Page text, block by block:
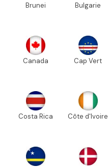
Brunei Bulgarie
Canada Cap Vert
Costa Rica Côte d'Ivoire